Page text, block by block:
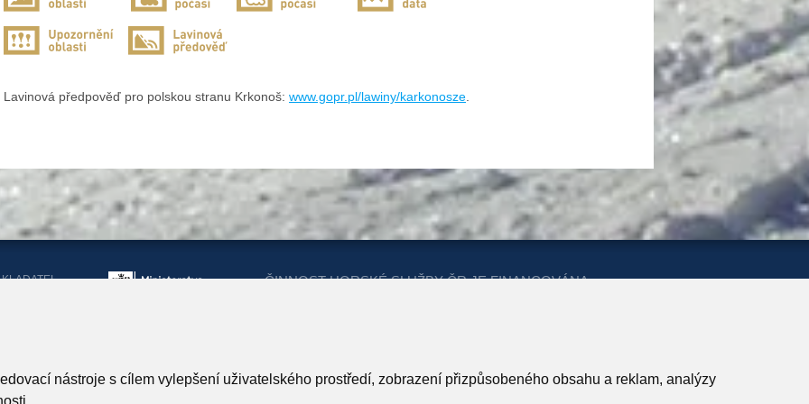
nástroje s cílem vylepšení uživatelského prostředí, zobrazení přizpůsobeného obsahu a reklam, analýzy
Lavinová předpověď pro polskou stranu Krkonoš: www.gopr.pl/lawiny/karkonosze
ČINNOST HORSKÉ SLUŽBY ČR JE FINANCOVÁNA
HORSKÉ SLUŽBY